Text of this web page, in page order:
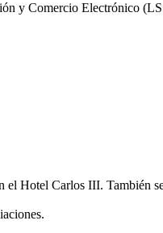
y Comercio Electrónico
Hotel Carlos III. También